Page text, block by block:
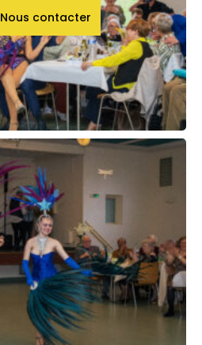
Nous contacter